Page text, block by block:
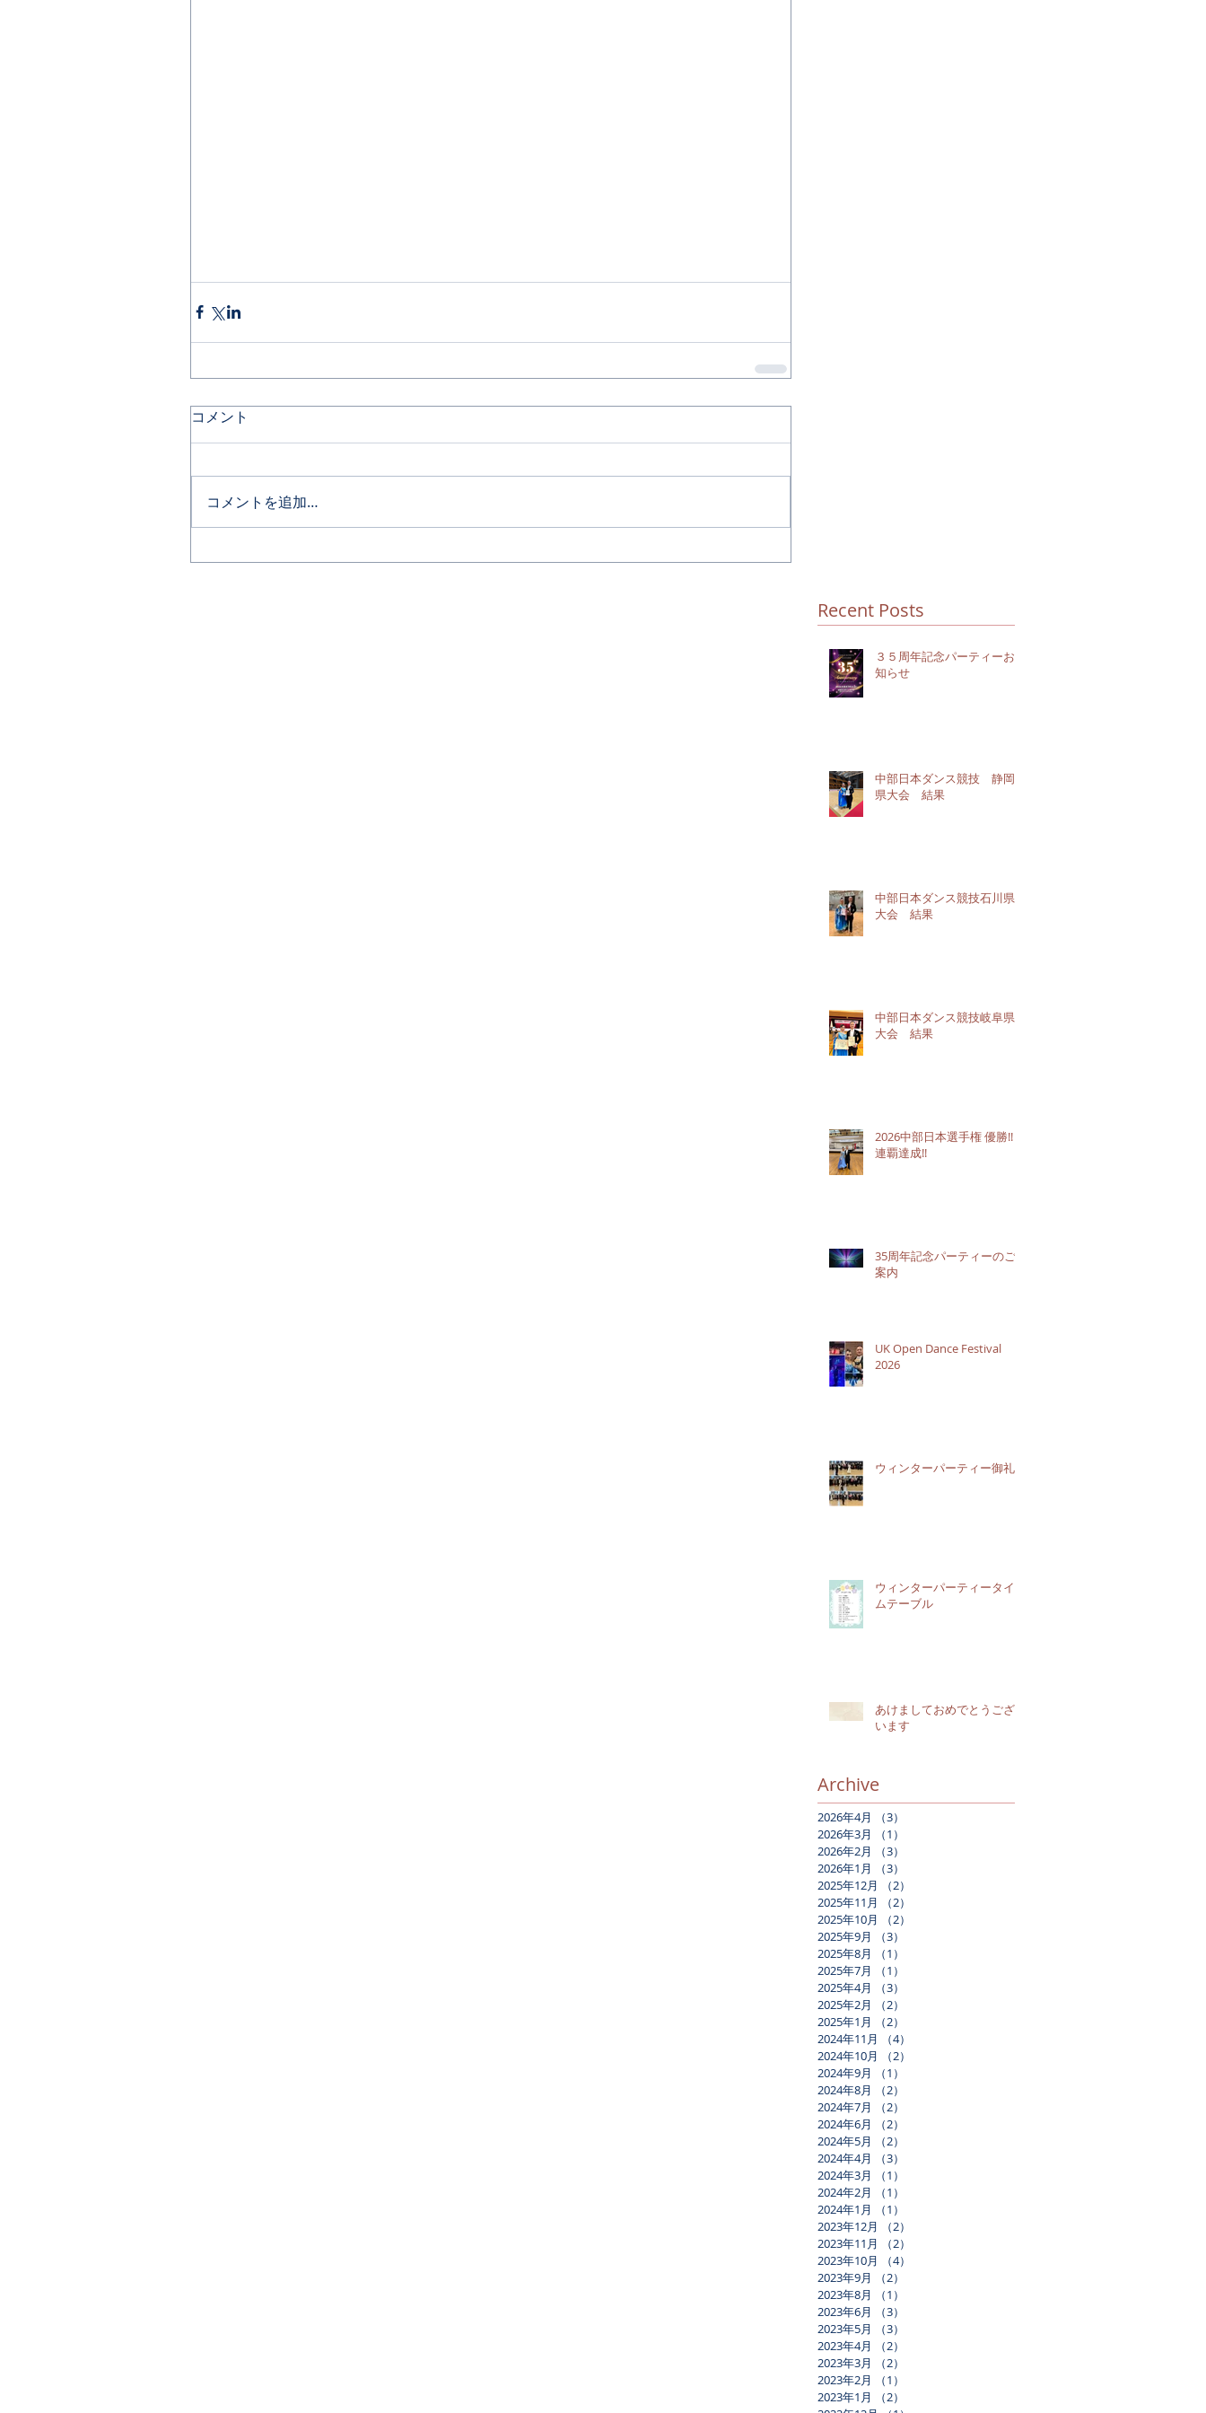
コメント
コメントを追加…
Recent Posts
３５周年記念パーティーお
知らせ
中部日本ダンス競技 静岡
県大会 結果
中部日本ダンス競技石川県
大会 結果
中部日本ダンス競技岐阜県
大会 結果
2026中部日本選手権 優勝!!３
連覇達成!!
35周年記念パーティーのご
案内
UK Open Dance Festival
2026
ウィンターパーティー御礼
ウィンターパーティータイ
ムテーブル
あけましておめでとうござ
います
Archive
2026年4月 （3）
2026年3月
（1）
2026年2月
（3）
2026年1月
（3）
2025年12月
（2）
2025年11月
（2）
2025年10月
（2）
2025年9月
（3）
2025年8月
（1）
2025年7月
（1）
2025年4月
（3）
2025年2月
（2）
2025年1月
（2）
2024年11月
（4）
2024年10月
（2）
2024年9月
（1）
2024年8月
（2）
2024年7月
（2）
2024年6月
（2）
2024年5月
（2）
2024年4月
（3）
2024年3月
（1）
2024年2月
（1）
2024年1月
（1）
2023年12月
（2）
2023年11月
（2）
2023年10月
（4）
2023年9月
（2）
2023年8月
（1）
2023年6月
（3）
2023年5月
（3）
2023年4月
（2）
2023年3月
（2）
2023年2月
（1）
2023年1月
（2）